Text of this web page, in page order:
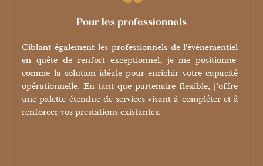
Pour les professionnels
Ciblant également les professionnels de l'événementiel ​
en quête de renfort exceptionnel, je me positionne ​
comme la solution idéale pour enrichir votre capacité ​
opérationnelle. En tant que partenaire flexible, j’offre ​
une palette étendue de services visant à compléter et à ​
renforcer vos prestations existantes.